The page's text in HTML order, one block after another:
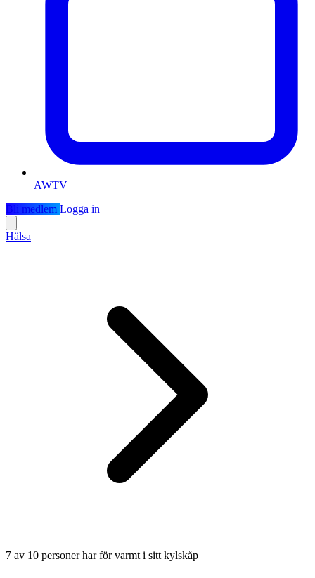
AWTV
Bli medlem Logga in
Hälsa
7 av 10 personer har för varmt i sitt kylskåp